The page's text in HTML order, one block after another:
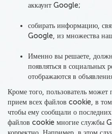
аккаунт Google;
собирать информацию,
Google, из множества
Именно вы решаете,
появляться в социальных
отображаются в
Кроме того, пользователь может
прием всех файлов cookie, в
чтобы ему сообщали о
файлов cookie многие службы